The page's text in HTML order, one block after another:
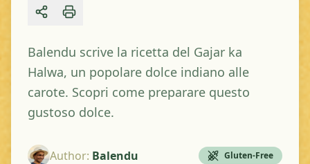
Share
Balendu scrive la ricetta del Gajar ka
Halwa, un popolare dolce indiano alle
carote. Scopri come preparare questo
gustoso dolce.
Author: Balendu Gluten-Free